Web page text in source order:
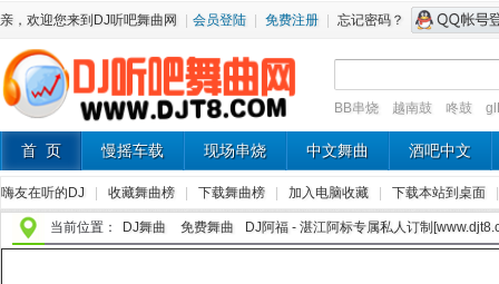
亲，欢迎您来到DJ听吧舞曲网 会员登陆 免费注册 忘记密码？
BB串烧 越南鼓 咚鼓
首 页 慢摇车载 现场串烧 中文舞曲 酒吧中文
嗨友在听的DJ 收藏舞曲榜 下载舞曲榜 加入电脑收藏 下载本站到桌面
当前位置： DJ舞曲 免费舞曲 DJ阿福 - 湛江阿标专属私人订制